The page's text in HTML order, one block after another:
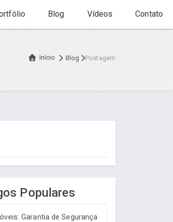
Blog Vídeos Contato
Início Blog Postagem
Populares
Garantia de Segurança